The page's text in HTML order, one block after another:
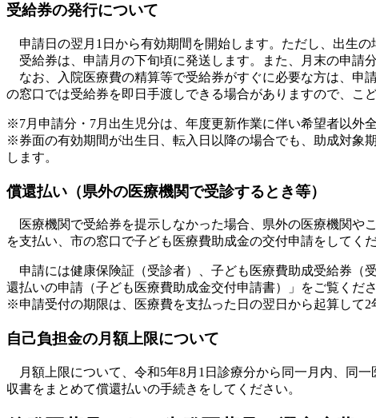
受給券の発行について
申請日の翌月1日から有効期間を開始します。ただし、出生の
受給券は、申請月の下旬頃に発送します。また、月末の申請
なお、入院医療費の精算等で受給券がすぐに必要な方は、申
の窓口では受給券を即日手渡しできる場合がありますので、こ
※7月申請分・7月出生児分は、年度更新作業に伴い希望者以外
※券面の有効期間が出生日、転入日以降の場合でも、助成対象
します。
償還払い（県外の医療機関で受診するとき等）
医療機関で受給券を提示しなかった場合、県外の医療機関や
を支払い、市の窓口で子ども医療費助成金の交付申請をしてく
申請には健康保険証（受診者）、子ども医療費助成受給券（
還払いの申請（子ども医療費助成金交付申請書）」をご覧くださ
※申請受付の期限は、医療費を支払った日の翌日から起算して2
自己負担金の月額上限について
月額上限について、令和5年8月1日診療分から同一月内、同
収書をまとめて償還払いの手続きをしてください。